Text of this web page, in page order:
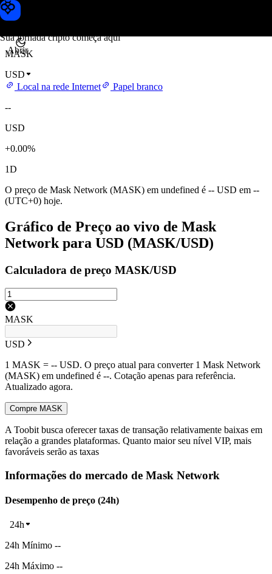
Sua jornada cripto começa aqui
Abrir
Preço de Mask Network
MASK
USD
Local na rede Internet
Papel branco
--
USD
+0.00%
1D
O preço de Mask Network (MASK) em undefined é -- USD em --
(UTC+0) hoje.
Gráfico de Preço ao vivo de Mask
Network para USD (MASK/USD)
Calculadora de preço MASK/USD
MASK
USD
1 MASK = -- USD. O preço atual para converter 1 Mask Network
(MASK) em undefined é --. Cotação apenas para referência.
Atualizado agora.
Compre MASK
A Toobit busca oferecer taxas de transação relativamente baixas em
relação a grandes plataformas. Quanto maior seu nível VIP, mais
favoráveis serão as taxas
Informações do mercado de Mask Network
Desempenho de preço (24h)
24h
24h Mínimo --
24h Máximo --